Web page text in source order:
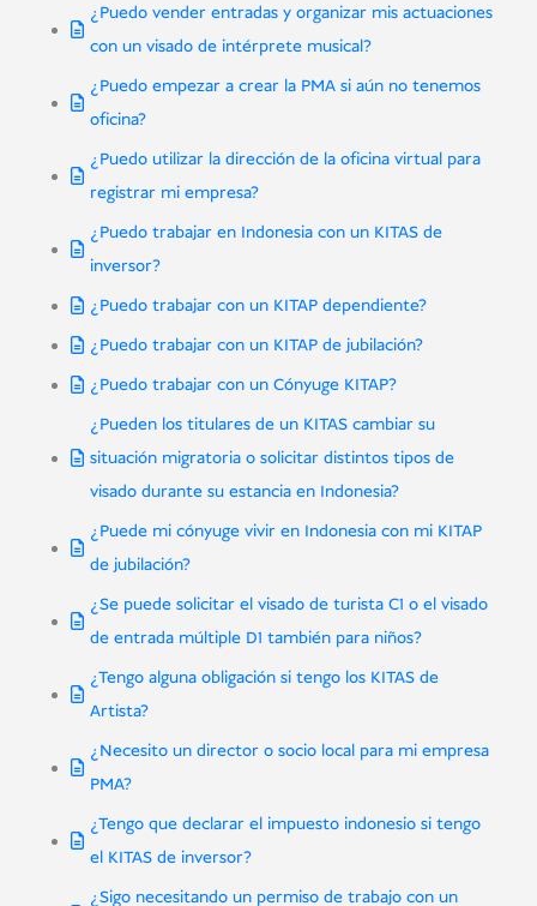
¿Puedo vender entradas y organizar mis actuaciones
con un visado de intérprete musical?
¿Puedo empezar a crear la PMA si aún no tenemos
oficina?
¿Puedo utilizar la dirección de la oficina virtual para
registrar mi empresa?
¿Puedo trabajar en Indonesia con un KITAS de
inversor?
¿Puedo trabajar con un KITAP dependiente?
¿Puedo trabajar con un KITAP de jubilación?
¿Puedo trabajar con un Cónyuge KITAP?
¿Pueden los titulares de un KITAS cambiar su
situación migratoria o solicitar distintos tipos de
visado durante su estancia en Indonesia?
¿Puede mi cónyuge vivir en Indonesia con mi KITAP
de jubilación?
¿Se puede solicitar el visado de turista C1 o el visado
de entrada múltiple D1 también para niños?
¿Tengo alguna obligación si tengo los KITAS de
Artista?
¿Necesito un director o socio local para mi empresa
PMA?
¿Tengo que declarar el impuesto indonesio si tengo
el KITAS de inversor?
¿Sigo necesitando un permiso de trabajo con un